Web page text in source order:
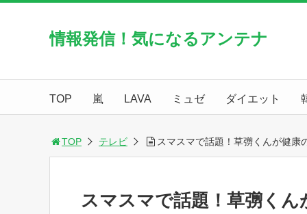
情報発信！気になるアンテナ
TOP 嵐 LAVA ミュゼ ダイエット
TOP テレビ スマスマで話題！草彅くんが健康
スマスマで話題！草彅く